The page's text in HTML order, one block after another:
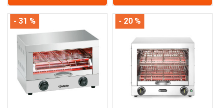
- 31 % - 20 %